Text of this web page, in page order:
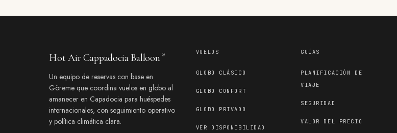
Hot Air Cappadocia Balloon ®
Un equipo de reservas con base en
Göreme que coordina vuelos en globo al
amanecer en Capadocia para huéspedes
internacionales, con seguimiento operativo
y política climática clara.
VUELOS
GLOBO CLÁSICO
GLOBO CONFORT
GLOBO PRIVADO
VER DISPONIBILIDAD
GUÍAS
PLANIFICACIÓN DE
VIAJE
SEGURIDAD
VALOR DEL PRECIO